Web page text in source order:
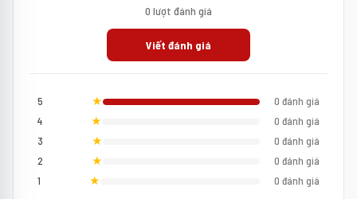
0 lượt đánh giá
Viết đánh giá
5 ★
0 đánh giá
4
★
0 đánh giá
3
★
0 đánh giá
2
★
0 đánh giá
1
★ 0 đánh giá